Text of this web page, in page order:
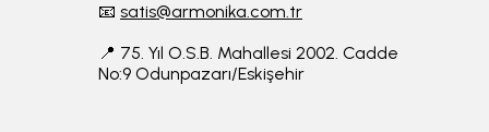
📧 satis@armonika.com.tr
📍 75. Yıl O.S.B. Mahallesi 2002. Cadde
No:9 Odunpazarı/Eskişehir